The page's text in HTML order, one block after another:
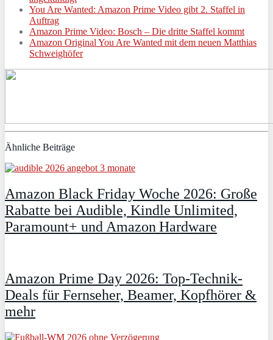
You Are Wanted: Amazon Prime Video gibt 2. Staffel in
Auftrag
Amazon Prime Video: Bosch – Die dritte Staffel kommt
Amazon Original You Are Wanted mit dem neuen Matthias
Schweighöfer
Ähnliche Beiträge
Amazon Black Friday Woche 2026: Große
Rabatte bei Audible, Kindle Unlimited,
Paramount+ und Amazon Hardware
Amazon Prime Day 2026: Top-Technik-
Deals für Fernseher, Beamer, Kopfhörer &
mehr